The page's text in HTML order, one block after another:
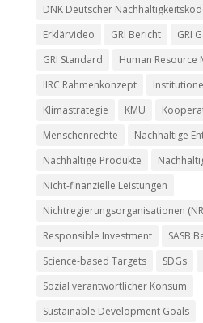
DNK Deutscher
Erklärvideo
GRI Bericht
GRI
GRI Standard
Human Resource
IIRC Rahmenkonzept
Klimastrategie
KMU
Menschenrechte
Nachhaltige
Nachhaltige Produkte
Nicht-finanzielle Leistungen
Nichtregierungsorganisationen
Responsible Investment
SASB
Science-based Targets
SDGs
Sozial verantwortlicher Konsum
Sustainable Development Goals